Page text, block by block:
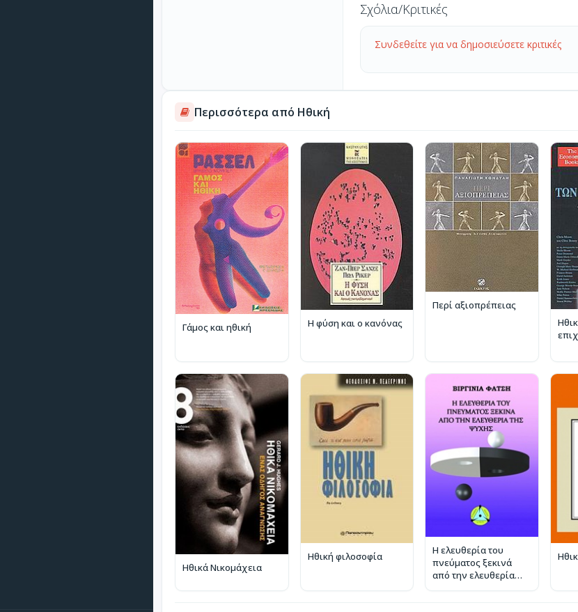
Σχόλια/Κριτικές
Συνδεθείτε για να δημοσιεύσετε κριτικές
Περισσότερα από Ηθική
Γάμος και ηθική Η φύση και ο κανόνας
Περί αξιοπρέπειας
Ηθικά Νικομάχεια
Ηθική φιλοσοφία
Η ελευθερία του
πνεύματος ξεκινά
από την ελευθερία